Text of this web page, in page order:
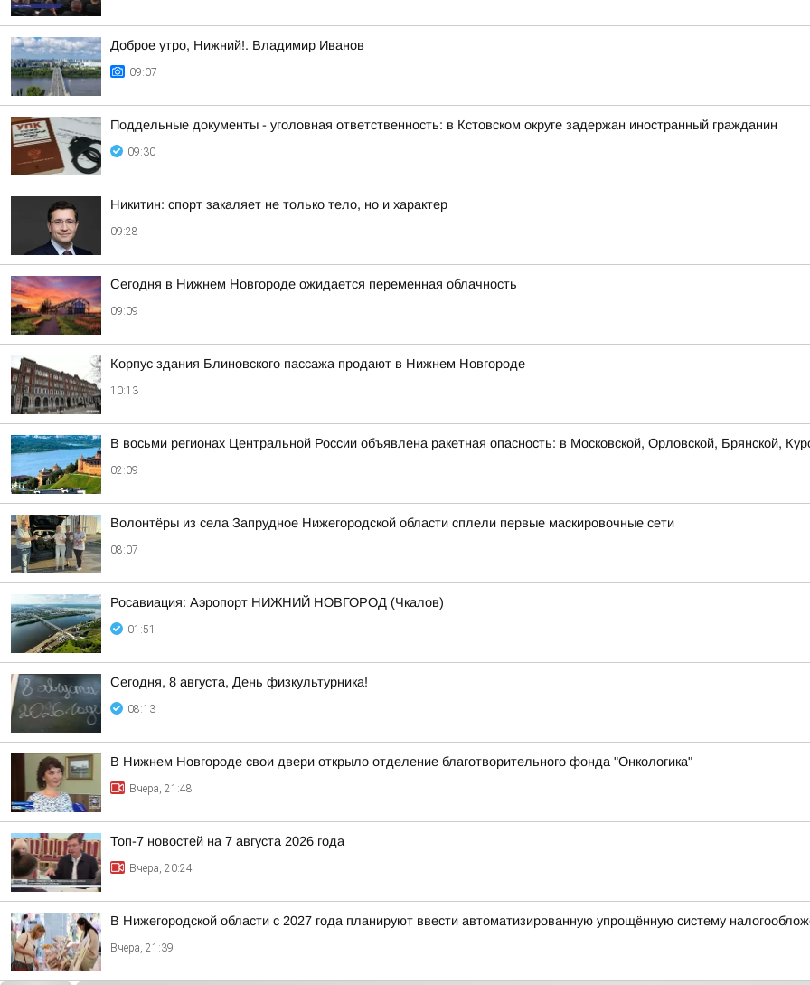
Доброе утро, Нижний!. Владимир Иванов
09:07
Поддельные документы - уголовная ответственность: в Кстовском округе задержан иностранный гражданин
09:30
Никитин: спорт закаляет не только тело, но и характер
09:28
Сегодня в Нижнем Новгороде ожидается переменная облачность
09:09
Корпус здания Блиновского пассажа продают в Нижнем Новгороде
10:13
В восьми регионах Центральной России объявлена ракетная опасность: в Московской, Орловской, Брянской,
02:09
Волонтёры из села Запрудное Нижегородской области сплели первые маскировочные сети
08:07
Росавиация: Аэропорт НИЖНИЙ НОВГОРОД (Чкалов)
01:51
Сегодня, 8 августа, День физкультурника!
08:13
В Нижнем Новгороде свои двери открыло отделение благотворительного фонда "Онкологика"
Вчера, 21:48
Топ-7 новостей на 7 августа 2026 года
Вчера, 20:24
В Нижегородской области с 2027 года планируют ввести автоматизированную упрощённую систему
Вчера, 21:39